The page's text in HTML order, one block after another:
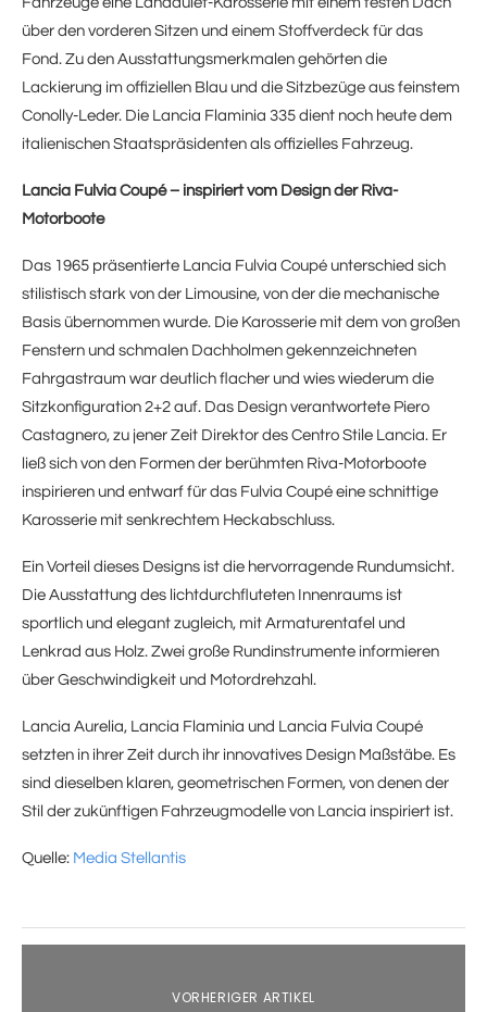
über den vorderen Sitzen und einem Stoffverdeck für das
Fond. Zu den Ausstattungsmerkmalen gehörten die
Lackierung im offiziellen Blau und die Sitzbezüge aus feinstem
Conolly-Leder. Die Lancia Flaminia 335 dient noch heute dem
italienischen Staatspräsidenten als offizielles Fahrzeug.
Lancia Fulvia Coupé – inspiriert vom Design der Riva-
Motorboote
Das 1965 präsentierte Lancia Fulvia Coupé unterschied sich
stilistisch stark von der Limousine, von der die mechanische
Basis übernommen wurde. Die Karosserie mit dem von großen
Fenstern und schmalen Dachholmen gekennzeichneten
Fahrgastraum war deutlich flacher und wies wiederum die
Sitzkonfiguration 2+2 auf. Das Design verantwortete Piero
Castagnero, zu jener Zeit Direktor des Centro Stile Lancia. Er
ließ sich von den Formen der berühmten Riva-Motorboote
inspirieren und entwarf für das Fulvia Coupé eine schnittige
Karosserie mit senkrechtem Heckabschluss.
Ein Vorteil dieses Designs ist die hervorragende Rundumsicht.
Die Ausstattung des lichtdurchfluteten Innenraums ist
sportlich und elegant zugleich, mit Armaturentafel und
Lenkrad aus Holz. Zwei große Rundinstrumente informieren
über Geschwindigkeit und Motordrehzahl.
Lancia Aurelia, Lancia Flaminia und Lancia Fulvia Coupé
setzten in ihrer Zeit durch ihr innovatives Design Maßstäbe. Es
sind dieselben klaren, geometrischen Formen, von denen der
Stil der zukünftigen Fahrzeugmodelle von Lancia inspiriert ist.
Quelle: Media Stellantis
VORHERIGER ARTIKEL